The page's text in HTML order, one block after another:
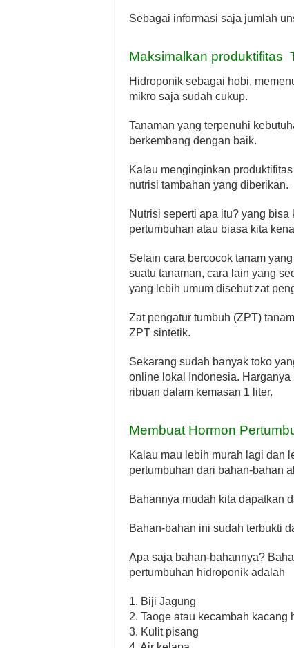
Sebagai informasi saja jumlah
Maksimalkan produktifitas
Hidroponik sebagai hobi,
mikro saja sudah cukup.
Tanaman yang terpenuhi
berkembang dengan baik.
Kalau menginginkan
nutrisi tambahan yang diberikan.
Nutrisi seperti apa itu? yang
pertumbuhan atau biasa kita
Selain cara bercocok tanam
suatu tanaman, cara lain yang
yang lebih umum disebut zat
Zat pengatur tumbuh (ZPT)
ZPT sintetik.
Sekarang sudah banyak toko
online lokal Indonesia.
ribuan dalam kemasan 1 liter.
Membuat Hormon
Kalau mau lebih murah lagi dan
pertumbuhan dari bahan-bahan
Bahannya mudah kita dapatkan
Bahan-bahan ini sudah terbukti
Apa saja bahan-bahannya?
pertumbuhan hidroponik adalah
1. Biji Jagung
2. Taoge atau kecambah kacang
3. Kulit pisang